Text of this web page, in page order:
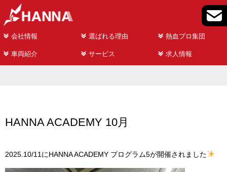
会社情報 選ばれる理由 熱血プロ集団
車両紹介 サービス 求人情報
HANNA ACADEMY 10月
2025.10/11にHANNA ACADEMY プログラム5が開催されました